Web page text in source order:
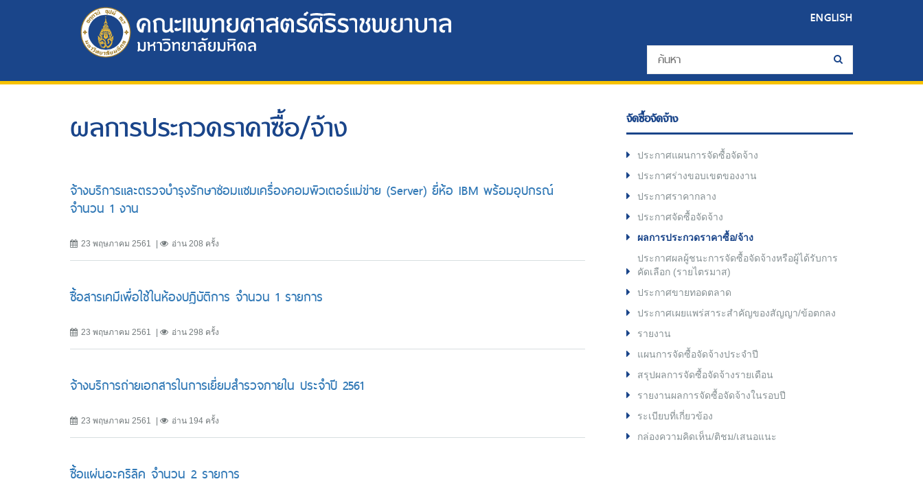
ENGLISH
ผลการประกวดราคาซื้อ/จ้าง
จ้างบริการและตรวจบำรุงรักษาซ่อมแซมเครื่องคอมพิวเตอร์แม่ข่าย (Server) ยี่ห้อ IBM พร้อมอุปกรณ์
จำนวน 1 งาน
23 พฤษภาคม 2561 อ่าน 208 ครั้ง
ซื้อสารเคมีเพื่อใช้ในห้องปฏิบัติการ จำนวน 1 รายการ
23 พฤษภาคม 2561 อ่าน 298 ครั้ง
จ้างบริการถ่ายเอกสารในการเยี่ยมสำรวจภายใน ประจำปี 2561
23 พฤษภาคม 2561 อ่าน 194 ครั้ง
ซื้อแผ่นอะคริลิค จำนวน 2 รายการ
จัดซื้อจัดจ้าง
ประกาศแผนการจัดซื้อจัดจ้าง
ประกาศร่างขอบเขตของงาน
ประกาศราคากลาง
ประกาศจัดซื้อจัดจ้าง
ผลการประกวดราคาซื้อ/จ้าง
ประกาศผลผู้ชนะการจัดซื้อจัดจ้างหรือผู้ได้รับการ
คัดเลือก (รายไตรมาส)
ประกาศขายทอดตลาด
ประกาศเผยแพร่สาระสำคัญของสัญญา/ข้อตกลง
รายงาน
แผนการจัดซื้อจัดจ้างประจำปี
สรุปผลการจัดซื้อจัดจ้างรายเดือน
รายงานผลการจัดซื้อจัดจ้างในรอบปี
ระเบียบที่เกี่ยวข้อง
กล่องความคิดเห็น/ติชม/เสนอแนะ